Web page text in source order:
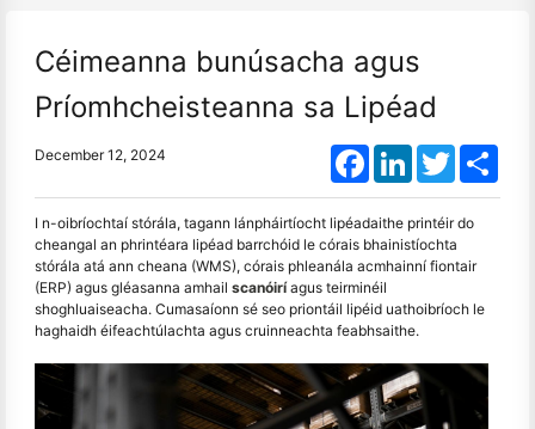
Céimeanna bunúsacha agus
Príomhcheisteanna sa Lipéad
December 12, 2024 FacebookLinkedInTwitter
I n-oibríochtaí stórála, tagann lánpháirtíocht lipéadaithe printéir do
cheangal an phrintéara lipéad barrchóid le córais bhainistíochta
stórála atá ann cheana (WMS), córais phleanála acmhainní fiontair
(ERP) agus gléasanna amhail scanóiríagus teirminéil
shoghluaiseacha. Cumasaíonn sé seo priontáil lipéid uathoibríoch le
haghaidh éifeachtúlachta agus cruinneachta feabhsaithe.